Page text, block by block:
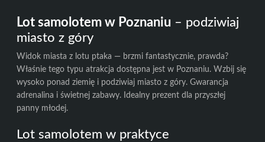
Lot samolotem w Poznaniu – podziwiaj
miasto z góry
Widok miasta z lotu ptaka — brzmi fantastycznie, prawda?
Właśnie tego typu atrakcja dostępna jest w Poznaniu. Wzbij się
wysoko ponad ziemię i podziwiaj miasto z góry. Gwarancja
adrenalina i świetnej zabawy. Idealny prezent dla przyszłej
panny młodej.
Lot samolotem w praktyce